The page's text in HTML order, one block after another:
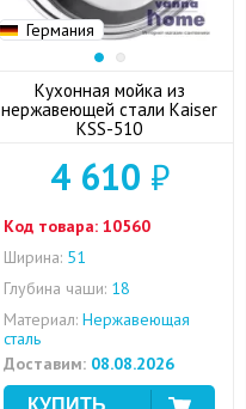
Германия
Кухонная мойка из
нержавеющей стали Kaiser
KSS-510
4 610 ₽
Код товара: 10560
Ширина: 51
Глубина чаши: 18
Материал: Нержавеющая
сталь
Доставим: 08.08.2026